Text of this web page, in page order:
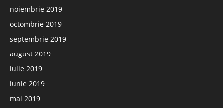
noiembrie 2019
octombrie 2019
septembrie 2019
august 2019
iulie 2019
iunie 2019
mai 2019